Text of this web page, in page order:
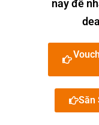
nay để
Săn